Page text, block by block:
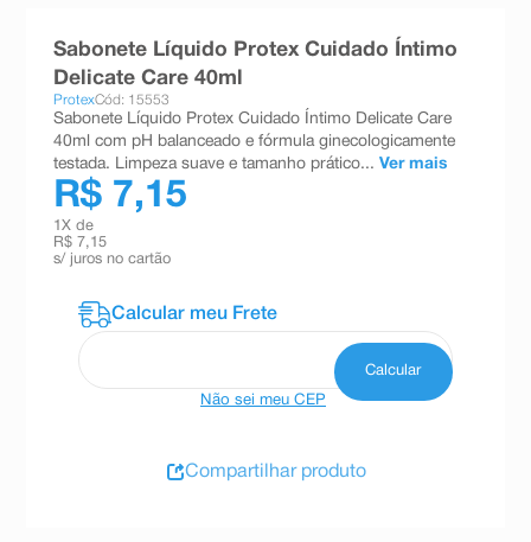
Sabonete Líquido Protex Cuidado Íntimo
Delicate Care 40ml
ProtexCód: 15553
Sabonete Líquido Protex Cuidado Íntimo Delicate Care
40ml com pH balanceado e fórmula ginecologicamente
testada. Limpeza suave e tamanho prático... Ver mais
R$ 7,15
1 X de
R$ 7,15
s/ juros no cartão
Não sei meu CEP
Compartilhar produto
esmalte
10ºabsorvente